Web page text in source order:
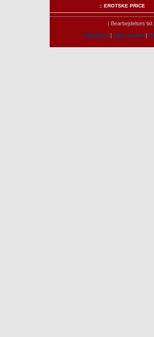
:: EROTSKE PRICE
| Bearbejdelses
Marketing | Egenskaber |